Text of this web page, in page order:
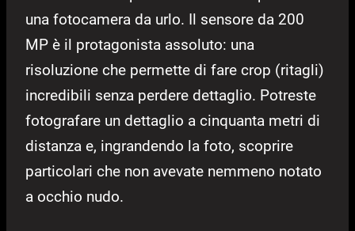
una fotocamera da urlo. Il sensore da 200
MP è il protagonista assoluto: una
risoluzione che permette di fare crop (ritagli)
incredibili senza perdere dettaglio. Potreste
fotografare un dettaglio a cinquanta metri di
distanza e, ingrandendo la foto, scoprire
particolari che non avevate nemmeno notato
a occhio nudo.